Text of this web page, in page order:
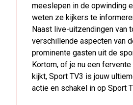
meeslepen in de opwinding
weten ze kijkers te
Naast live-uitzendingen van
verschillende aspecten van
prominente gasten uit de
Kortom, of je nu een
kijkt, Sport TV3 is jouw
actie en schakel in op Sport